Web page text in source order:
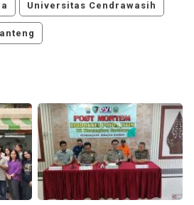
Universitas Cendrawasih